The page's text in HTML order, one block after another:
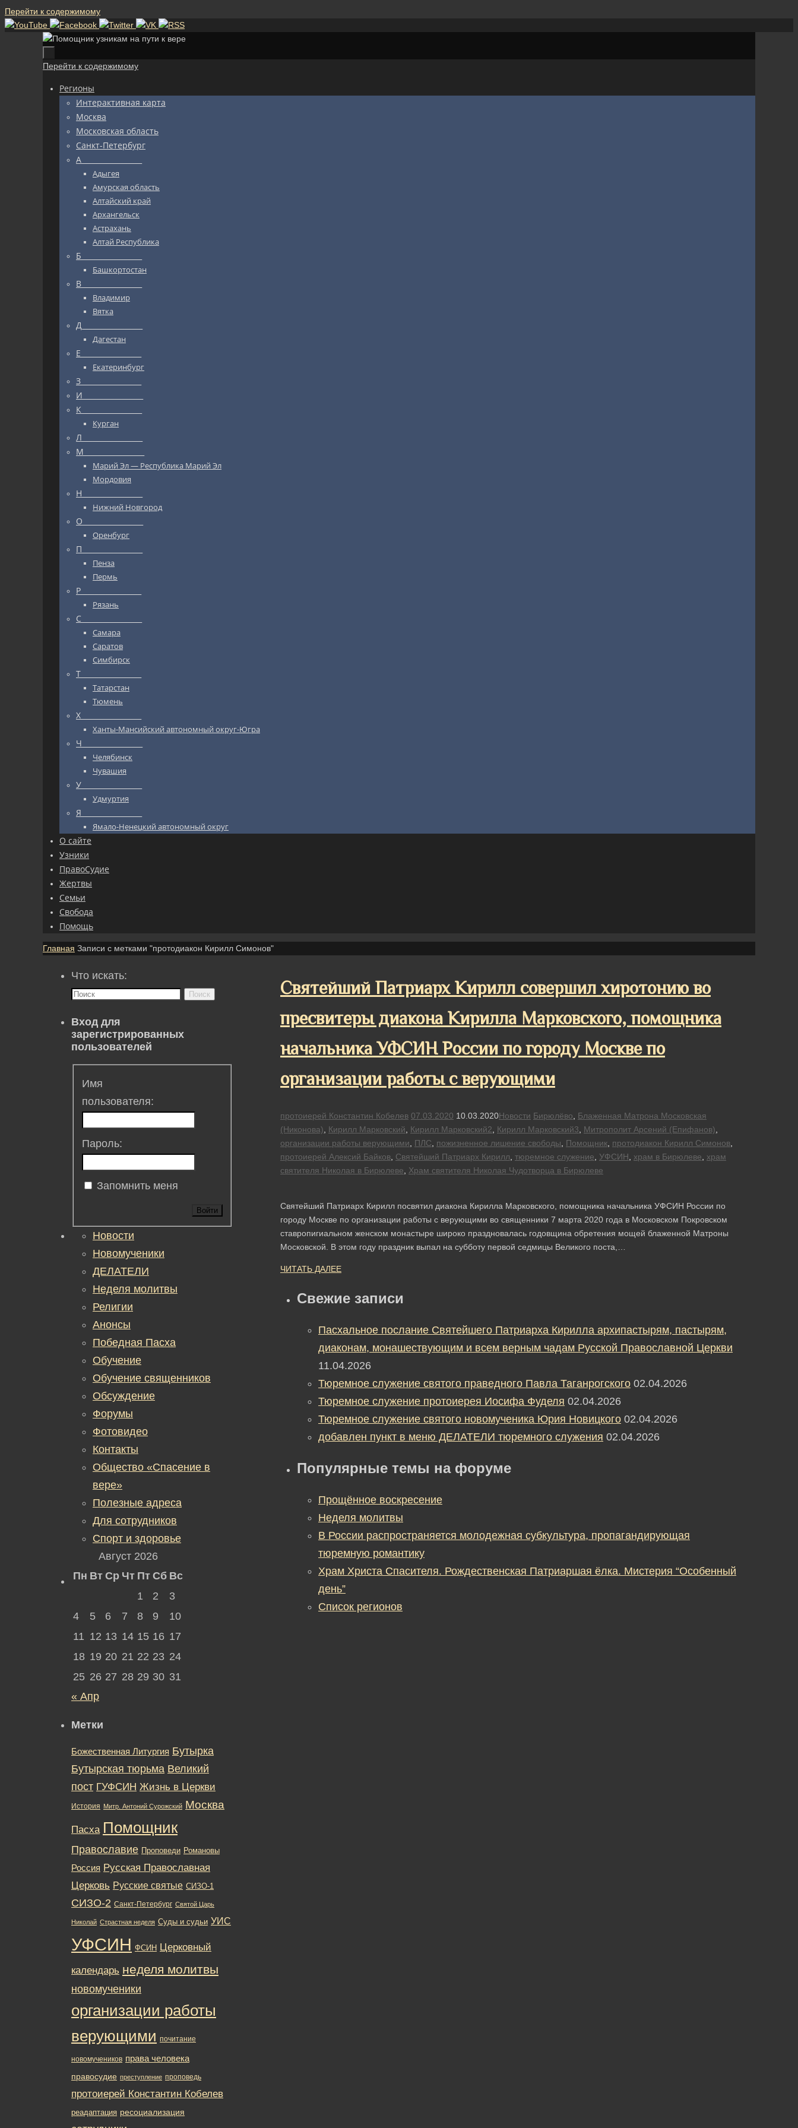
Перейти к содержимому
Перейти к содержимому
Регионы
Интерактивная карта
Москва
Московская область
Санкт-Петербург
А_________________
Адыгея
Амурская область
Алтайский край
Архангельск
Астрахань
Алтай Республика
Б_________________
Башкортостан
В_________________
Владимир
Вятка
Д_________________
Дагестан
Е_________________
Екатеринбург
З_________________
И_________________
К_________________
Курган
Л_________________
М_________________
Марий Эл — Республика Марий Эл
Мордовия
Н_________________
Нижний Новгород
О_________________
Оренбург
П_________________
Пенза
Пермь
Р_________________
Рязань
С_________________
Самара
Саратов
Симбирск
Т_________________
Татарстан
Тюмень
Х_________________
Ханты-Мансийский автономный округ-Югра
Ч_________________
Челябинск
Чувашия
У_________________
Удмуртия
Я_________________
Ямало-Ненецкий автономный округ
О сайте
Узники
ПравоСудие
Жертвы
Семьи
Свобода
Помощь
Главная Записи с метками "протодиакон Кирилл Симонов"
Святейший Патриарх Кирилл совершил хиротонию во
пресвитеры диакона Кирилла Марковского, помощника
начальника УФСИН России по городу Москве по
организации работы с верующими
протоиерей Константин Кобелев 07.03.2020 10.03.2020Новости Бирюлёво
Блаженная Матрона Московская
(Никонова)
Кирилл Марковский Кирилл Марковский2 Кирилл Марковский3 Митрополит Арсений (Епифанов)
организации работы верующими
ПЛС пожизненное лишение свободы Помощник протодиакон Кирилл Симонов
протоиерей Алексий Байков Святейший Патриарх Кирилл тюремное служение УФСИН храм в Бирюлеве
храм
святителя Николая в Бирюлеве
Храм святителя Николая Чудотворца в Бирюлеве
Святейший Патриарх Кирилл посвятил диакона Кирилла Марковского, помощника начальника УФСИН России по
городу Москве по организации работы с верующими во священники 7 марта 2020 года в Московском Покровском
ставропигиальном женском монастыре широко праздновалась годовщина обретения мощей блаженной Матроны
Московской. В этом году праздник выпал на субботу первой седмицы Великого поста,…
ЧИТАТЬ ДАЛЕЕ
Свежие записи
Пасхальное послание Святейшего Патриарха Кирилла архипастырям, пастырям,
диаконам, монашествующим и всем верным чадам Русской Православной Церкви
11.04.2026
Тюремное служение святого праведного Павла Таганрогского 02.04.2026
Тюремное служение протоиерея Иосифа Фуделя 02.04.2026
Тюремное служение святого новомученика Юрия Новицкого 02.04.2026
добавлен пункт в меню ДЕЛАТЕЛИ тюремного служения 02.04.2026
Популярные темы на форуме
Прощённое воскресение
Неделя молитвы
В России распространяется молодежная субкультура, пропагандирующая
тюремную романтику
Храм Христа Спасителя. Рождественская Патриаршая ёлка. Мистерия “Особенный
день”
Список регионов
Что искать:
Поиск
Вход для
зарегистрированных
пользователей
Имя
пользователя:
Пароль:
Запомнить меня
Войти
Новости
Новомученики
ДЕЛАТЕЛИ
Неделя молитвы
Религии
Анонсы
Победная Пасха
Обучение
Обучение священников
Обсуждение
Форумы
Фотовидео
Контакты
Общество «Спасение в
вере»
Полезные адреса
Для сотрудников
Спорт и здоровье
Август 2026
Пн Вт Ср Чт Пт Сб Вс
1
2
3
4
5 6 7 8 9
10
11 12 13 14 15 16 17
18 19 20 21 22 23 24
25 26 27 28 29 30 31
« Апр
Метки
Божественная Литургия Бутырка
Бутырская тюрьма Великий
пост ГУФСИН Жизнь в Церкви
История Митр. Антоний Сурожский Москва
Пасха Помощник
Православие Проповеди Романовы
Россия Русская Православная
Церковь Русские святые СИЗО-1
СИЗО-2 Санкт-Петербург Святой Царь
Николай Страстная неделя Суды и судьи УИС
УФСИН ФСИН Церковный
календарь неделя молитвы
новомученики
организации работы
верующими почитание
новомучеников права человека
правосудие преступление проповедь
протоиерей Константин Кобелев
реадаптация ресоциализация